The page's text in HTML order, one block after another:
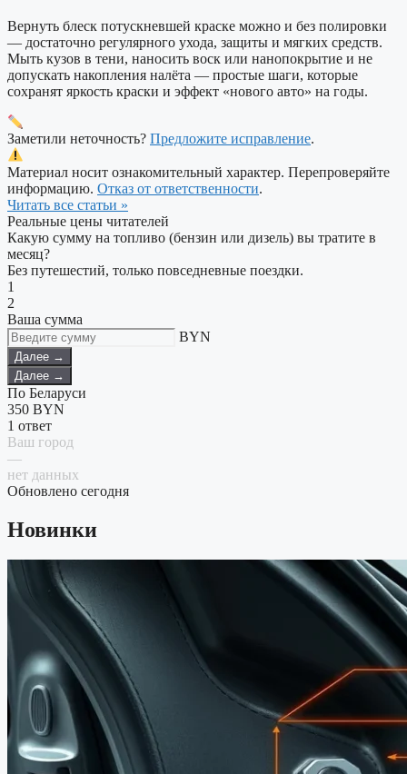
Вернуть блеск потускневшей краске можно и без полировки
— достаточно регулярного ухода, защиты и мягких средств.
Мыть кузов в тени, наносить воск или нанопокрытие и не
допускать накопления налёта — простые шаги, которые
сохранят яркость краски и эффект «нового авто» на годы.
Заметили неточность? Предложите исправление.
Материал носит ознакомительный характер. Перепроверяйте
информацию. Отказ от ответственности.
Читать все статьи »
Реальные цены читателей
Какую сумму на топливо (бензин или дизель) вы тратите в
месяц?
Без путешестий, только повседневные поездки.
1
2
Ваша сумма
BYN
Далее →
Далее →
По Беларуси
350 BYN
1 ответ
Ваш город
—
нет данных
Обновлено сегодня
Новинки